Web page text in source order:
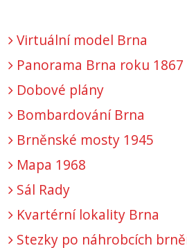
Virtuální model Brna
Panorama Brna roku 1867
Dobové plány
Bombardování Brna
Brněnské mosty 1945
Mapa 1968
Sál Rady
Kvartérní lokality Brna
Stezky po náhrobcích